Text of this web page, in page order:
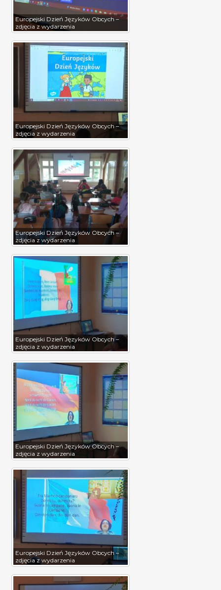
Europejski Dzień Języków Obcych –
zdjęcia z wydarzenia
Europejski Dzień Języków Obcych –
zdjęcia z wydarzenia
Europejski Dzień Języków Obcych –
zdjęcia z wydarzenia
Europejski Dzień Języków Obcych –
zdjęcia z wydarzenia
Europejski Dzień Języków Obcych –
zdjęcia z wydarzenia
Europejski Dzień Języków Obcych –
zdjęcia z wydarzenia